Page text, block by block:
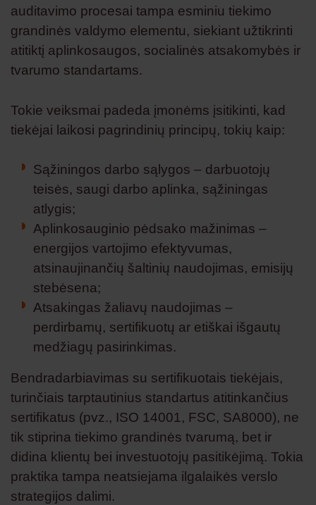
auditavimo procesai tampa esminiu tiekimo
grandinės valdymo elementu, siekiant užtikrinti
atitiktį aplinkosaugos, socialinės atsakomybės ir
tvarumo standartams.
Tokie veiksmai padeda įmonėms įsitikinti, kad
tiekėjai laikosi pagrindinių principų, tokių kaip:
Sąžiningos darbo sąlygos – darbuotojų
teisės, saugi darbo aplinka, sąžiningas
atlygis;
Aplinkosauginio pėdsako mažinimas –
energijos vartojimo efektyvumas,
atsinaujinančių šaltinių naudojimas, emisijų
stebėsena;
Atsakingas žaliavų naudojimas –
perdirbamų, sertifikuotų ar etiškai išgautų
medžiagų pasirinkimas.
Bendradarbiavimas su sertifikuotais tiekėjais,
turinčiais tarptautinius standartus atitinkančius
sertifikatus (pvz., ISO 14001, FSC, SA8000), ne
tik stiprina tiekimo grandinės tvarumą, bet ir
didina klientų bei investuotojų pasitikėjimą. Tokia
praktika tampa neatsiejama ilgalaikės verslo
strategijos dalimi.